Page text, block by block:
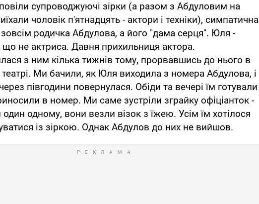
супроводжуючі зірки (а разом з Абдуловим на
чоловік п'ятнадцять - актори і техніки), симпатична
родичка Абдулова, а його "дама серця". Юля -
не актриса. Давня прихильниця актора.
з ним кілька тижнів тому, прорвавшись до нього в
Ми бачили, як Юля виходила з номера Абдулова, і
півгодини повернулася. Обіди та вечері їм готували
в номер. Ми саме зустріли зграйку офіціанток -
одному, вони везли візок з їжею. Усім їм хотілося
із зіркою. Однак Абдулов до них не вийшов.